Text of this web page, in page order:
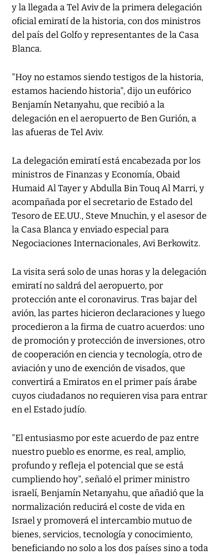
y la llegada a Tel Aviv de la primera delegación
oficial emiratí de la historia, con dos ministros
del país del Golfo y representantes de la Casa
Blanca.
"Hoy no estamos siendo testigos de la historia,
estamos haciendo historia", dijo un eufórico
Benjamín Netanyahu, que recibió a la
delegación en el aeropuerto de Ben Gurión, a
las afueras de Tel Aviv.
La delegación emiratí está encabezada por los
ministros de Finanzas y Economía, Obaid
Humaid Al Tayer y Abdulla Bin Touq Al Marri, y
acompañada por el secretario de Estado del
Tesoro de EE.UU., Steve Mnuchin, y el asesor de
la Casa Blanca y enviado especial para
Negociaciones Internacionales, Avi Berkowitz.
La visita será solo de unas horas y la delegación
emiratí no saldrá del aeropuerto, por
protección ante el coronavirus. Tras bajar del
avión, las partes hicieron declaraciones y luego
procedieron a la firma de cuatro acuerdos: uno
de promoción y protección de inversiones, otro
de cooperación en ciencia y tecnología, otro de
aviación y uno de exención de visados, que
convertirá a Emiratos en el primer país árabe
cuyos ciudadanos no requieren visa para entrar
en el Estado judío.
"El entusiasmo por este acuerdo de paz entre
nuestro pueblo es enorme, es real, amplio,
profundo y refleja el potencial que se está
cumpliendo hoy", señaló el primer ministro
israelí, Benjamín Netanyahu, que añadió que la
normalización reducirá el coste de vida en
Israel y promoverá el intercambio mutuo de
bienes, servicios, tecnología y conocimiento,
beneficiando no solo a los dos países sino a toda